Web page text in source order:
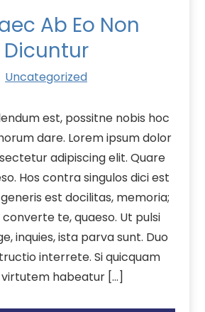
Ab Eo Non
Dicuntur
Uncategorized
est, possitne nobis hoc
dare. Lorem ipsum dolor
adipiscing elit. Quare
Hos contra singulos dici est
est docilitas, memoria;
te, quaeso. Ut pulsi
inquies, ista parva sunt. Duo
interrete. Si quicquam
habeatur […]